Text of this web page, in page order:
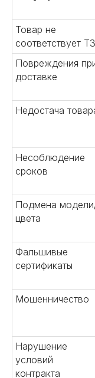
Товар не
соответствует ТЗ
Повреждения
доставке
Недостача
Несоблюдение
сроков
Подмена
цвета
Фальшивые
сертификаты
Мошенничество
Нарушение
условий
контракта